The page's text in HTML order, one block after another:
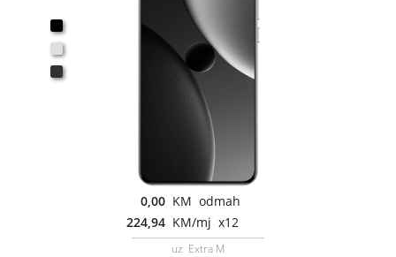
0,00 KM odmah
224,94 KM/mj x12
uz Extra M